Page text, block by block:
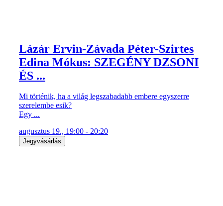
Lázár Ervin-Závada Péter-Szirtes
Edina Mókus: SZEGÉNY DZSONI
ÉS ...
Mi történik, ha a világ legszabadabb embere egyszerre
szerelembe esik?
Egy ...
augusztus 19., 19:00 - 20:20
Jegyvásárlás